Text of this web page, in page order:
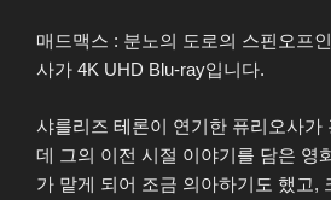
매드맥스 : 분노의 도로의 스핀오프
사가 4K UHD Blu-ray입니다.
샤를리즈 테론이 연기한 퓨리오사가
데 그의 이전 시절 이야기를 담은 영
가 맡게 되어 조금 의아하기도 했고,